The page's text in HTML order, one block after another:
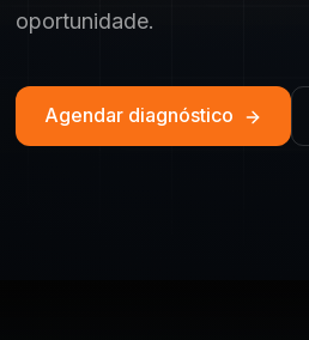
oportunidade.
Agendar diagnóstico